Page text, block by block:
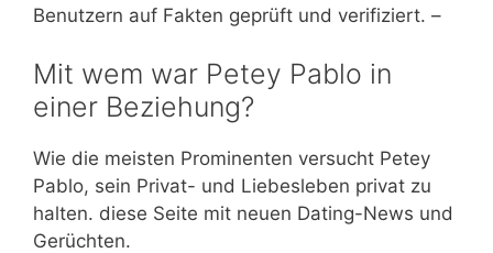
Benutzern auf Fakten geprüft und verifiziert. –
Mit wem war Petey Pablo in
einer Beziehung?
Wie die meisten Prominenten versucht Petey
Pablo, sein Privat- und Liebesleben privat zu
halten. diese Seite mit neuen Dating-News und
Gerüchten.